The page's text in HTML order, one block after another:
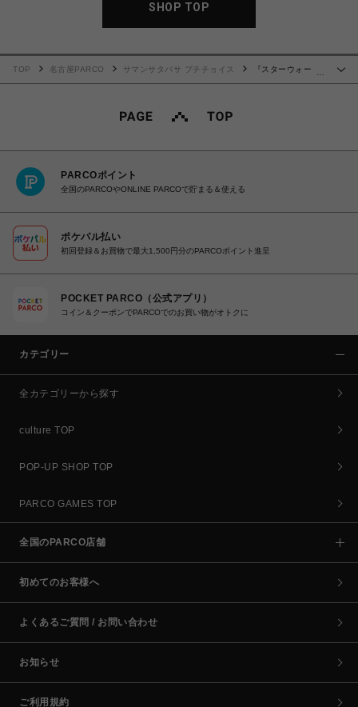
SHOP TOP
…
TOP 名古屋PARCO サマンサタバサ プチチョイス
『スターウォー
PARCOポイント
全国のPARCOやONLINE PARCOで貯まる＆使える
ポケパル払い
初回登録＆お買物で最大1,500円分のPARCOポイント進呈
POCKET PARCO（公式アプリ）
コイン＆クーポンでPARCOでのお買い物がオトクに
カテゴリー
全カテゴリーから探す
culture TOP
POP-UP SHOP TOP
PARCO GAMES TOP
全国のPARCO店舗
初めてのお客様へ
よくあるご質問 / お問い合わせ
お知らせ
ご利用規約